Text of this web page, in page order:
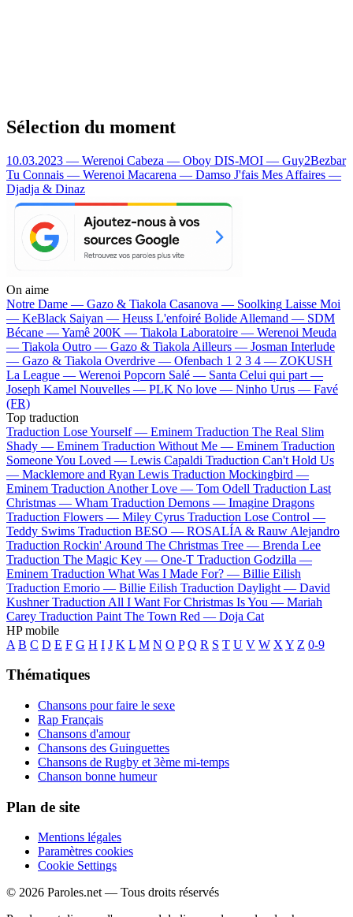
Sélection du moment
10.03.2023 — Werenoi Cabeza — Oboy DIS-MOI — Guy2Bezbar
Tu Connais — Werenoi Macarena — Damso J'fais Mes Affaires —
Djadja & Dinaz
On aime
Notre Dame — Gazo & Tiakola Casanova — Soolking Laisse Moi
— KeBlack Saiyan — Heuss L'enfoiré Bolide Allemand — SDM
Bécane —Yamê 200K — Tiakola Laboratoire — Werenoi Meuda
— Tiakola Outro — Gazo & Tiakola Ailleurs — Josman Interlude
— Gazo & Tiakola Overdrive — Ofenbach 1 2 3 4 — ZOKUSH
La League — Werenoi Popcorn Salé — Santa Celui qui part —
Joseph Kamel Nouvelles — PLK No love — Ninho Urus — Favé
(FR)
Top traduction
Traduction Lose Yourself — Eminem Traduction The Real Slim
Shady — Eminem Traduction Without Me — Eminem Traduction
Someone You Loved — Lewis Capaldi Traduction Can't Hold Us
— Macklemore and Ryan Lewis Traduction Mockingbird —
Eminem Traduction Another Love — Tom Odell Traduction Last
Christmas — Wham Traduction Demons — Imagine Dragons
Traduction Flowers — Miley Cyrus Traduction Lose Control —
Teddy Swims Traduction BESO — ROSALÍA & Rauw Alejandro
Traduction Rockin' Around The Christmas Tree — Brenda Lee
Traduction The Magic Key — One-T Traduction Godzilla —
Eminem Traduction What Was I Made For? — Billie Eilish
Traduction Emorio — Billie Eilish Traduction Daylight — David
Kushner Traduction All I Want For Christmas Is You — Mariah
Carey Traduction Paint The Town Red — Doja Cat
HP mobile
A B C D E F G H I J K L M N O P Q R S T U V W X Y Z 0-9
Thématiques
Chansons pour faire le sexe
Rap Français
Chansons d'amour
Chansons des Guinguettes
Chansons de Rugby et 3ème mi-temps
Chanson bonne humeur
Plan de site
Mentions légales
Paramètres cookies
Cookie Settings
© 2026 Paroles.net — Tous droits réservés